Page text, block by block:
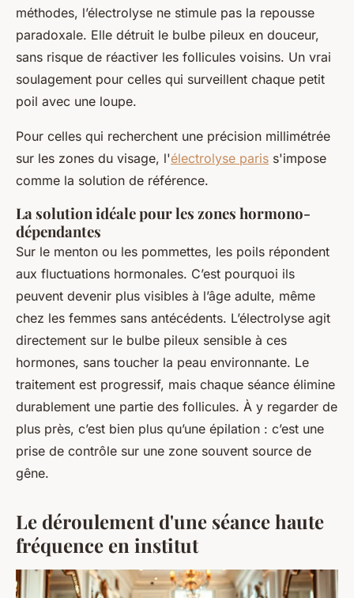
méthodes, l’électrolyse ne stimule pas la repousse
paradoxale. Elle détruit le bulbe pileux en douceur,
sans risque de réactiver les follicules voisins. Un vrai
soulagement pour celles qui surveillent chaque petit
poil avec une loupe.
Pour celles qui recherchent une précision millimétrée
sur les zones du visage, l'électrolyse paris s'impose
comme la solution de référence.
La solution idéale pour les zones hormono-
dépendantes
Sur le menton ou les pommettes, les poils répondent
aux fluctuations hormonales. C’est pourquoi ils
peuvent devenir plus visibles à l’âge adulte, même
chez les femmes sans antécédents. L’électrolyse agit
directement sur le bulbe pileux sensible à ces
hormones, sans toucher la peau environnante. Le
traitement est progressif, mais chaque séance élimine
durablement une partie des follicules. À y regarder de
plus près, c’est bien plus qu’une épilation : c’est une
prise de contrôle sur une zone souvent source de
gêne.
Le déroulement d'une séance haute
fréquence en institut